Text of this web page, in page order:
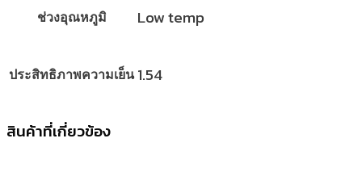
ช่วงอุณหภูมิ Low temp
ประสิทธิภาพความเย็น 1.54
สินค้าที่เกี่ยวข้อง